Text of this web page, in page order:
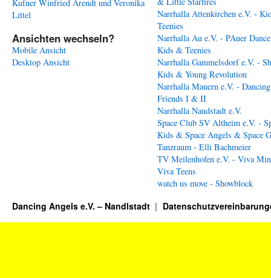
Kufner Winfried Arendt und Veronika
Littel
Ansichten wechseln?
Mobile Ansicht
Desktop Ansicht
Narrhalla Attenkirchen e.V. -
Teenies
Narrhalla Au e.V. - PAuer
Kids & Teenies
Narrhalla Gammelsdorf e.V. -
Kids & Young Revolution
Narrhalla Mauern e.V. - Dancing
Friends I & II
Narrhalla Nandstadt e.V.
Space Club SV Altheim e.V. -
Kids & Space Angels & Space
Tanzraum - Elli Bachmeier
TV Meilenhofen e.V. - Viva
Viva Teens
watch us move - Showblock
Dancing Angels e.V. – Nandlstadt